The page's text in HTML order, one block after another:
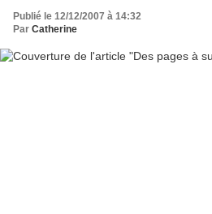
Publié le 12/12/2007 à 14:32
Par Catherine